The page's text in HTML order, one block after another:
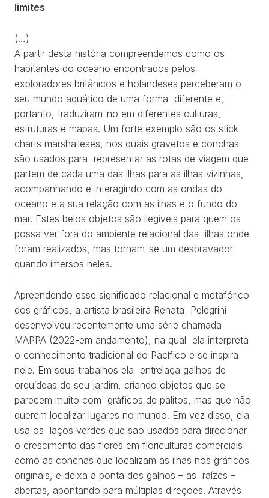
TRABALHOS
EXPOSIÇÕES
PROJETOS
TEXTOS
SOBRE
CLIPPING
CONTATO
limites
(…)
A partir desta história compreendemos como os
habitantes do oceano encontrados pelos
exploradores britânicos e holandeses perceberam o
seu mundo aquático de uma forma diferente e,
portanto, traduziram-no em diferentes culturas,
estruturas e mapas. Um forte exemplo são os stick
charts marshalleses, nos quais gravetos e conchas
são usados para representar as rotas de viagem que
partem de cada uma das ilhas para as ilhas vizinhas,
acompanhando e interagindo com as ondas do
oceano e a sua relação com as ilhas e o fundo do
mar. Estes belos objetos são ilegíveis para quem os
possa ver fora do ambiente relacional das ilhas onde
foram realizados, mas tornam-se um desbravador
quando imersos neles.
Apreendendo esse significado relacional e metafórico
dos gráficos, a artista brasileira Renata Pelegrini
desenvolveu recentemente uma série chamada
MAPPA (2022-em andamento), na qual ela interpreta
o conhecimento tradicional do Pacífico e se inspira
nele. Em seus trabalhos ela entrelaça galhos de
orquídeas de seu jardim, criando objetos que se
parecem muito com gráficos de palitos, mas que não
querem localizar lugares no mundo. Em vez disso, ela
usa os laços verdes que são usados para direcionar
o crescimento das flores em floriculturas comerciais
como as conchas que localizam as ilhas nos gráficos
originais, e deixa a ponta dos galhos – as raízes –
abertas, apontando para múltiplas direções. Através